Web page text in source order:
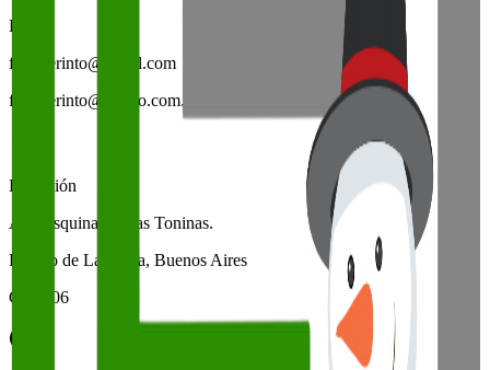
Email
fmlaberinto@gmail.com
fmlaberinto@yahoo.com.ar
Dirección
Av.7 esquina 16 Las Toninas.
Partido de La Costa, Buenos Aires
CP 7106